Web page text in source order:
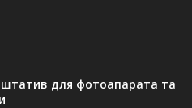
для фотоапарата та